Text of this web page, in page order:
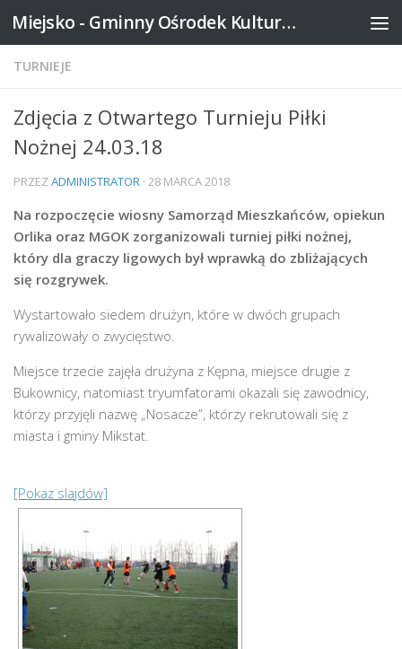
Skip to content Miejsko - Gminny Ośrodek Kultury w Mikstacie
TURNIEJE
Zdjęcia z Otwartego Turnieju Piłki
Nożnej 24.03.18
PRZEZADMINISTRATOR · 28 MARCA 2018
Na rozpoczęcie wiosny Samorząd Mieszkańców, opiekun
Orlika oraz MGOK zorganizowali turniej piłki nożnej,
który dla graczy ligowych był wprawką do zbliżających
się rozgrywek.
Wystartowało siedem drużyn, które w dwóch grupach
rywalizowały o zwycięstwo.
Miejsce trzecie zajęła drużyna z Kępna, miejsce drugie z
Bukownicy, natomiast tryumfatorami okazali się zawodnicy,
którzy przyjęli nazwę „Nosacze”, którzy rekrutowali się z
miasta i gminy Mikstat.
[Pokaz slajdów]